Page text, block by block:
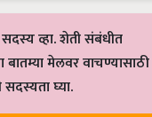
व्हा. शेती संबंधीत
मेलवर वाचण्यासाठी
घ्या.